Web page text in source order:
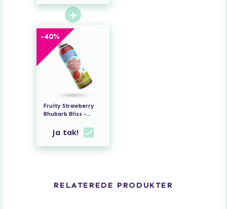
+
-40%
Fruity Strawberry
Rhubarb Bliss -
SmagJa tak!
RELATEREDE PRODUKTER